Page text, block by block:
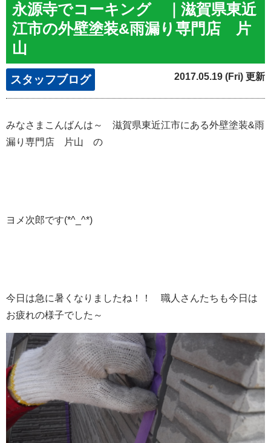
永源寺でコーキング ｜滋賀県東近
江市の外壁塗装&雨漏り専門店 片
山
スタッフブログ 2017.05.19 (Fri) 更新
みなさまこんばんは～ 滋賀県東近江市にある外壁塗装&雨
漏り専門店 片山 の
ヨメ次郎です(*^_^*)
今日は急に暑くなりましたね！！ 職人さんたちも今日は
お疲れの様子でした～